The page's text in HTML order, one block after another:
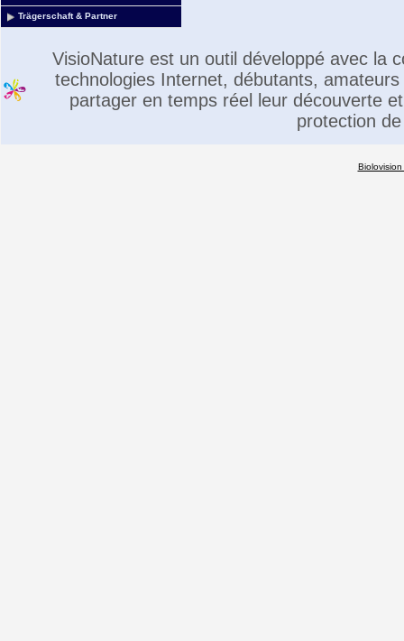
Trägerschaft & Partner
VisioNature est un outil développé avec la
technologies Internet, débutants,
partager en temps réel leur découverte
protection
Biolovision